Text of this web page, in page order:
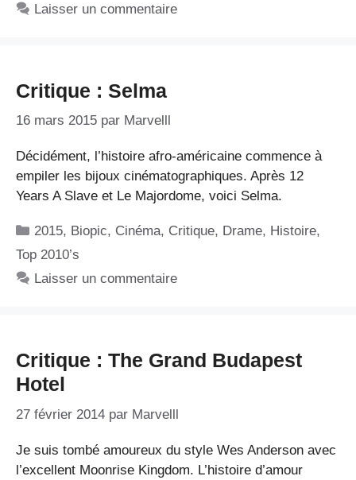
Laisser un commentaire
Critique : Selma
16 mars 2015 par Marvelll
Décidément, l’histoire afro-américaine commence à
empiler les bijoux cinématographiques. Après 12
Years A Slave et Le Majordome, voici Selma.
Catégories
2015, Biopic, Cinéma, Critique, Drame, Histoire,
Top 2010’s
Laisser un commentaire
Critique : The Grand Budapest
Hotel
27 février 2014 par Marvelll
Je suis tombé amoureux du style Wes Anderson avec
l’excellent Moonrise Kingdom. L’histoire d’amour